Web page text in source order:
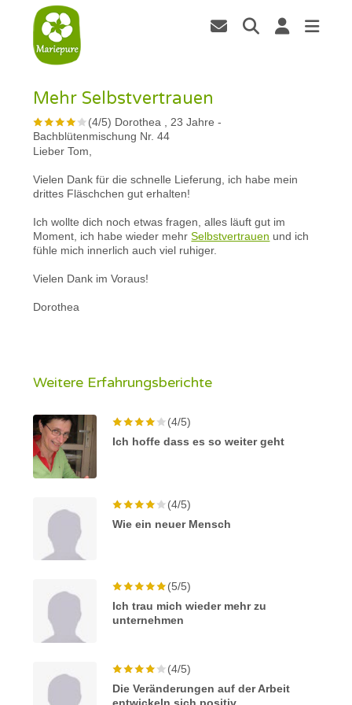
Mehr Selbstvertrauen
(4/5) Dorothea , 23 Jahre -
Bachblütenmischung Nr. 44
Lieber Tom,
Vielen Dank für die schnelle Lieferung, ich habe mein
drittes Fläschchen gut erhalten!
Ich wollte dich noch etwas fragen, alles läuft gut im
Moment, ich habe wieder mehrSelbstvertrauen und ich
fühle mich innerlich auch viel ruhiger.
Vielen Dank im Voraus!
Dorothea
Weitere Erfahrungsberichte
(4/5)
Ich hoffe dass es so weiter geht
(4/5)
Wie ein neuer Mensch
(5/5)
Ich trau mich wieder mehr zu
unternehmen
(4/5)
Die Veränderungen auf der Arbeit